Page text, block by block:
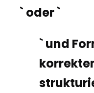
` oder `
` und